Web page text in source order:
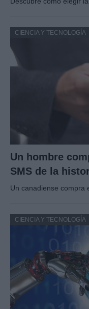
CIENCIA Y TECNOLOGÍA
Un hombre
SMS de la
Un canadiense compra
CIENCIA Y TECNOLOGÍA